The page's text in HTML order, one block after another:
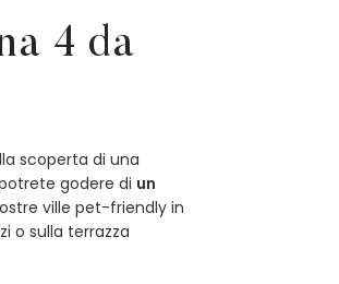
4 da
scoperta di una
godere di un
ville pet-friendly in
o sulla terrazza